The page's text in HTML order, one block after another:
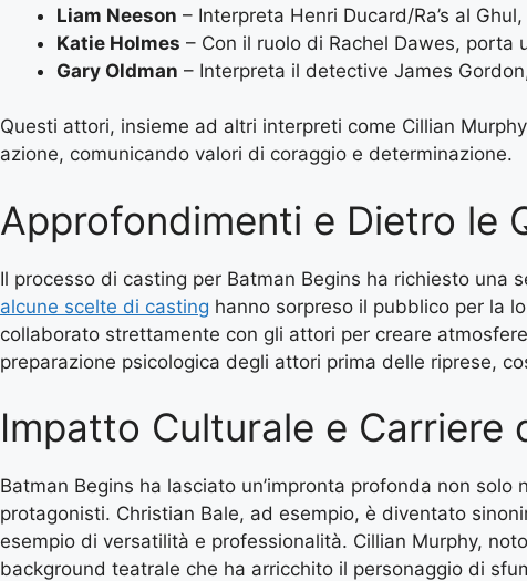
Liam Neeson – Interpreta Henri Ducard/Ra’s al
Katie Holmes – Con il ruolo di Rachel Dawes, porta
Gary Oldman – Interpreta il detective James
Questi attori, insieme ad altri interpreti come Cillian
azione, comunicando valori di coraggio e determinazione.
Approfondimenti e Dietro le
Il processo di casting per Batman Begins ha richiesto una
alcune scelte di casting hanno sorpreso il pubblico per la
collaborato strettamente con gli attori per creare
preparazione psicologica degli attori prima delle riprese,
Impatto Culturale e Carriere
Batman Begins ha lasciato un’impronta profonda non
protagonisti. Christian Bale, ad esempio, è diventato
esempio di versatilità e professionalità. Cillian Murphy,
background teatrale che ha arricchito il personaggio di